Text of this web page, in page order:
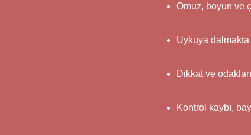
Omuz, boyun ve
Uykuya
Dikkat ve
Kontrol kaybı,